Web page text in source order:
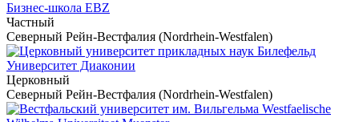
Бизнес-школа EBZ
Частный
Северный Рейн-Вестфалия (Nordrhein-Westfalen)
Университет Диаконии
Церковный
Северный Рейн-Вестфалия (Nordrhein-Westfalen)